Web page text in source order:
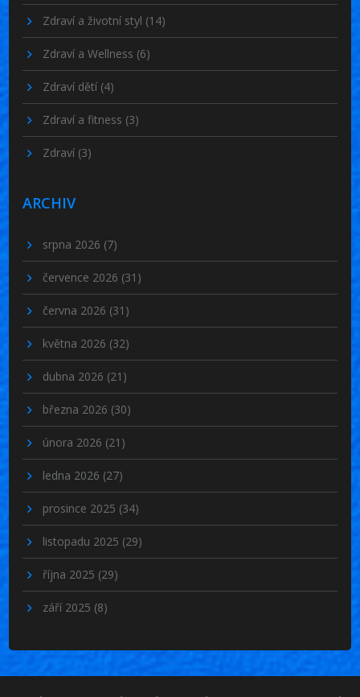
Zdraví a životní styl (14)
Zdraví a Wellness (6)
Zdraví dětí (4)
Zdraví a fitness (3)
Zdraví (3)
ARCHIV
srpna 2026 (7)
července 2026 (31)
června 2026 (31)
května 2026 (32)
dubna 2026 (21)
března 2026 (30)
února 2026 (21)
ledna 2026 (27)
prosince 2025 (34)
listopadu 2025 (29)
října 2025 (29)
září 2025 (8)